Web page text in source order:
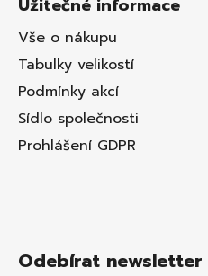
Užitečné informace
Vše o nákupu
Tabulky velikostí
Podmínky akcí
Sídlo společnosti
Prohlášení GDPR
Odebírat newsletter